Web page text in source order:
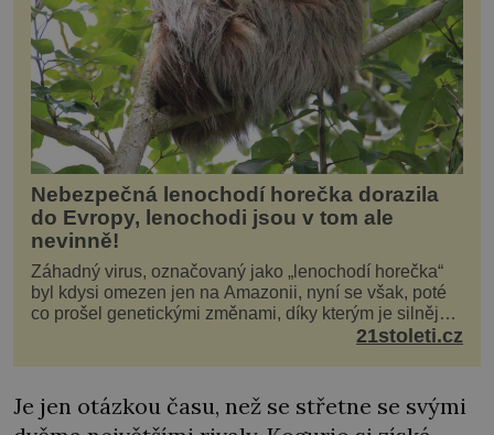
Nebezpečná lenochodí horečka dorazila
do Evropy, lenochodi jsou v tom ale
nevinně!
Záhadný virus, označovaný jako „lenochodí horečka“
byl kdysi omezen jen na Amazonii, nyní se však, poté
co prošel genetickými změnami, díky kterým je silnější,
šíří po celé Americe a první případy se objevily už i v
21stoleti.cz
Je jen otázkou času, než se střetne se svými